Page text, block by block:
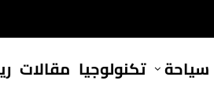
سياحة تكنولوجيا مقالات